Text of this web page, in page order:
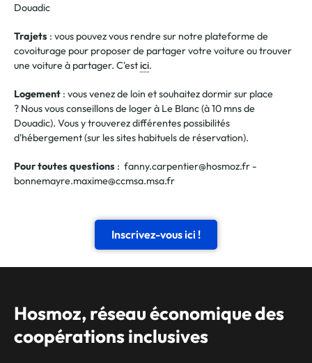
Douadic
Trajets : vous pouvez vous rendresur notre plateforme de
covoiturage pour proposer de partager votre voiture ou trouver
une voiture à partager. C'est ici.
Logement : vous venez de loin et souhaitez dormir sur place
? Nous vous conseillons de logerà Le Blanc (à 10 mns de
Douadic). Vous y trouverezdifférentes possibilités
d'hébergement (sur les sites habituels de réservation).
Pour toutes questions : fanny.carpentier@hosmoz.fr -
bonnemayre.maxime@ccmsa.msa.fr
Inscrivez-vous ici !
Hosmoz, réseau économique des
coopérations inclusives